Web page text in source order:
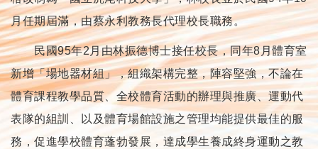
月任期屆滿，由蔡永利教務長代理校長職務。
民國95年2月由林振德博士接任校長，同年8月體育室
新增「場地器材組」，組織架構完整，陣容堅強，不論在
體育課程教學品質、全校體育活動的辦理與推廣、運動代
表隊的組訓、以及體育場館設施之管理均能提供最佳的服
務，促進學校體育蓬勃發展，達成學生養成終身運動之教